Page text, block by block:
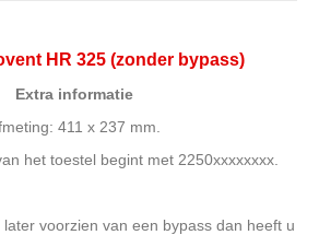
HR 325 (zonder bypass)
Extra informatie
411 x 237 mm.
het toestel begint met 2250xxxxxxxx.
later voorzien van een bypass dan heeft u